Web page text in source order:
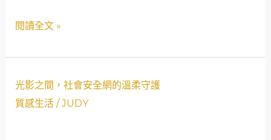
當
單
媽
如
閱讀全文 »
光影之間，社會安全網的溫柔守護
質感生活/JUDY
光
影